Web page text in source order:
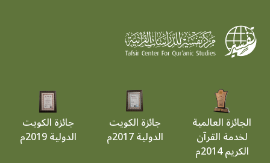
الجائزة العالمية
لخدمة القرآن
الكريم 2014م
جائزة الكويت
الدولية 2017م
جائزة الكويت
الدولية 2019م